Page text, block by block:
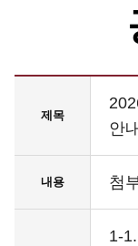
제목
안내
내용 첨
1-